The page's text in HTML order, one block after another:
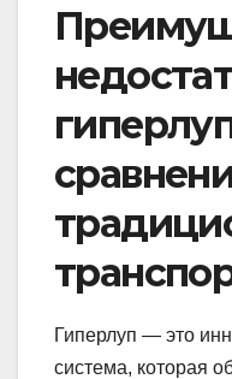
Гиперлуп — это
система, которая